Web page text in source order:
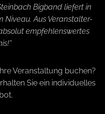
Bigband liefert in
Niveau. Aus Veranstalter-
empfehlenswertes
Veranstaltung buchen?
Sie ein individuelles